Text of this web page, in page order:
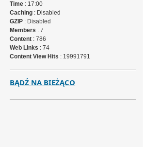
Time : 17:00
Caching : Disabled
GZIP : Disabled
Members : 7
Content : 786
Web Links : 74
Content View Hits : 19991791
BĄDŹ NA BIEŻĄCO